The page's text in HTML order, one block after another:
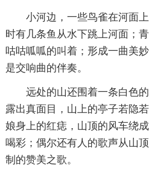
小河边，一些鸟雀在河面
时有几条鱼从水下跳上河面；
咕咕呱呱的叫着；形成一曲美
是交响曲的伴奏。
远处的山还围着一条白色
露出真面目，山上的亭子若隐
娘身上的红痣，山顶的风车绕
喝彩；偶尔还有人的歌声从山
制的赞美之歌。